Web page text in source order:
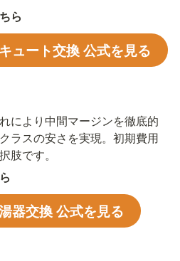
ら
ュート交換 公式を見る
により中間マージンを徹底的
ラスの安さを実現。初期費用
肢です。
器交換 公式を見る